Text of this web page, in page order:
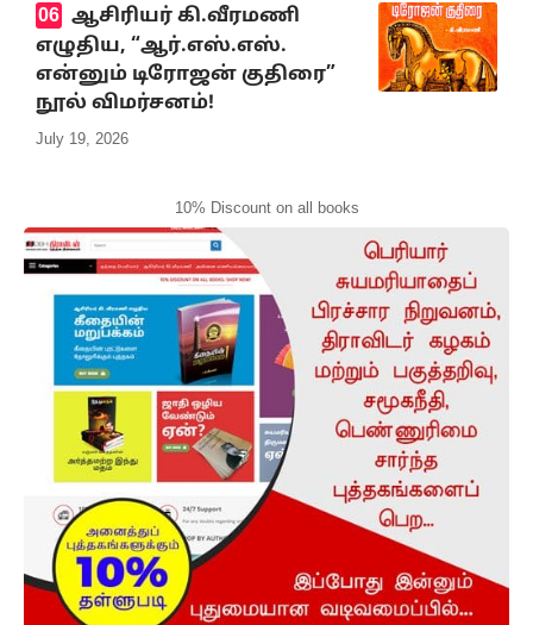
ஆசிரியர் கி.வீரமணி
எழுதிய, “ஆர்.எஸ்.எஸ்.
என்னும் டிரோஜன் குதிரை”
நூல் விமர்சனம்!
July 19, 2026
10% Discount on all books